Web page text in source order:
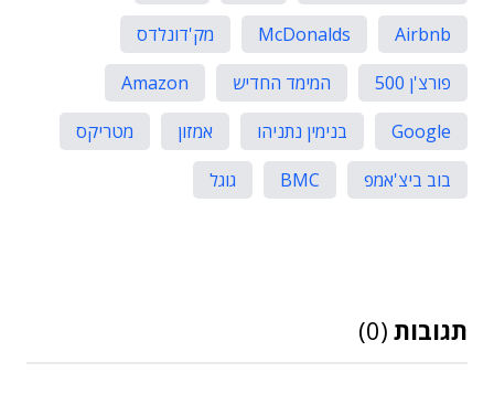
Airbnb
McDonalds
מק'דונלדס
פורצ'ן 500
המימד החדיש
Amazon
Google
בנימין נתניהו אמזון
מטריקס
בוב ביצ'אמפ
BMC גוגל
תגובות (0)